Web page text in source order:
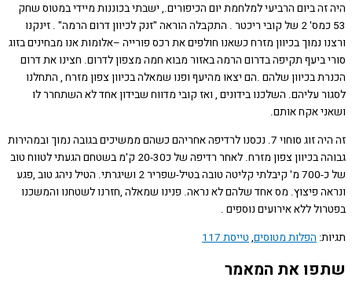
ביום הרביעי למלחמת יום הכיפורים., ישבתי בכוננות מיידי במטוס שחק
53 כמס' 2 של קובי ריכטר . התקבלה הוראה "זנק לכיוון דרום הרמה" . זינקנו
נמוך בכיוון מזרח כשאנו חולפים את רכס פורייה –אלומות אנו מבחינים בזוג
ביעף תקיפה בדרום הרמה באזור מבוא חמה מצפון לדרום. חצינו את דרום
בכיוון שלהם .הם יצאו מהיעף ופנו שמאלה בכיוון צפון מזרח , התחלנו
עליהם. השלכנו בידונים , ואז קובי מדווח שבידון אחד לא השתחרר לו
אקח אותם.
זה היה זוג סוחוי 7. נכסנו לרדיפה אחריהם כשהם ממשיכים בגובה נמוך ובמהירות
גבוהה בכיוון צפון מזרח. לאחר רדיפה של כ20-30 ק'מ בשטחם הגעתי לטווח טוב
של כ-700 מ' קיבלתי קליטה טובה בטיל-שפריר 2 ושיגרתי. הטיל ניהג טוב ,פגע
פיצוץ. מס אחד שלהם לא נראה. פנינו שמאלה ,חזרנו לשטחנו והמשכנו
ללא אירועים נוספים .
הפלות מטוסים,טייסת 117
את המאמר